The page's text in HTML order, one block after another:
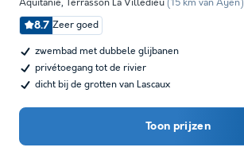
Aquitanië, Terrasson La Villedieu (15 km van Ayen)
8.7 Zeer goed
zwembad met dubbele glijbanen
privétoegang tot de rivier
dicht bij de grotten van Lascaux
Toon prijzen